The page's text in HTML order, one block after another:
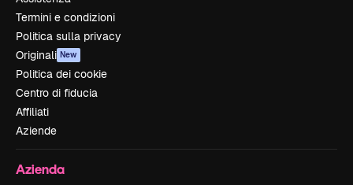
Termini e condizioni
Politica sulla privacy
Originali New
Politica dei cookie
Centro di fiducia
Affiliati
Aziende
Azienda